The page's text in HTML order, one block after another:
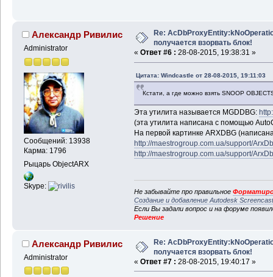
Александр Ривилис
Administrator
Сообщений: 13938
Карма: 1796
Рыцарь ObjectARX
Skype:
Re:
получается взорвать блок!
« Ответ #6 : 28-08-2015, 19:38:31 »
Цитата: Windcastle от 28-08-2015, 19:11:03
Кстати, а где можно взять SNOOP
Эта утилита называется MGDDBG:
(эта утилита написана с помощью
На первой картинке ARXDBG
http://maestrogroup.com.ua/support/
http://maestrogroup.com.ua/support/
Не забывайте про правильное
Создание и добавление Autodesk
Если Вы задали вопрос и на форуме
Решение
Александр Ривилис
Administrator
Re:
получается взорвать блок!
« Ответ #7 : 28-08-2015, 19:40:17 »